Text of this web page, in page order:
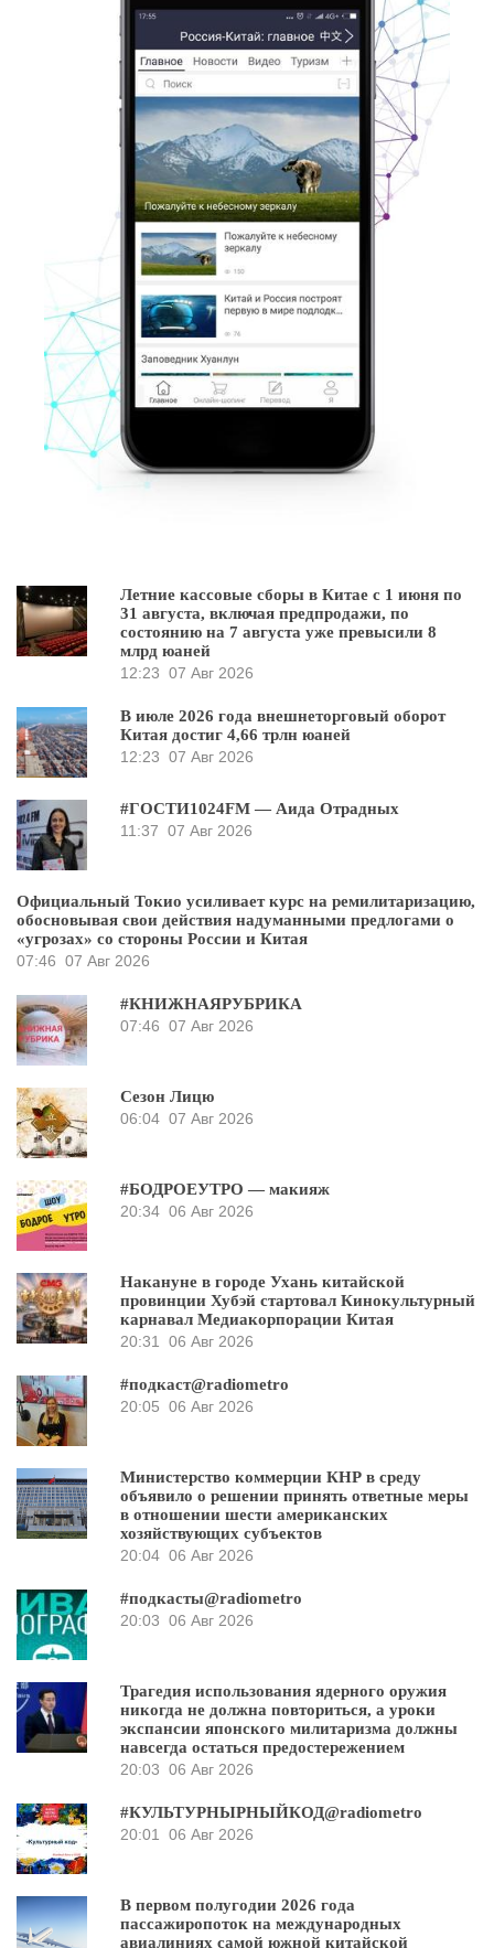
Летние кассовые сборы в Китае с 1 июня по
31 августа, включая предпродажи, по
состоянию на 7 августа уже превысили 8
млрд юаней
12:23 07 Авг 2026
В июле 2026 года внешнеторговый оборот
Китая достиг 4,66 трлн юаней
12:23 07 Авг 2026
#ГОСТИ1024FM — Аида Отрадных
11:37 07 Авг 2026
Официальный Токио усиливает курс на ремилитаризацию,
обосновывая свои действия надуманными предлогами о
«угрозах» со стороны России и Китая
07:46 07 Авг 2026
#КНИЖНАЯРУБРИКА
07:46 07 Авг 2026
Сезон Лицю
06:04 07 Авг 2026
#БОДРОЕУТРО — макияж
20:34 06 Авг 2026
Накануне в городе Ухань китайской
провинции Хубэй стартовал Кинокультурный
карнавал Медиакорпорации Китая
20:31 06 Авг 2026
#подкаст@radiometro
20:05 06 Авг 2026
Министерство коммерции КНР в среду
объявило о решении принять ответные меры
в отношении шести американских
хозяйствующих субъектов
20:04 06 Авг 2026
#подкасты@radiometro
20:03 06 Авг 2026
Трагедия использования ядерного оружия
никогда не должна повториться, а уроки
экспансии японского милитаризма должны
навсегда остаться предостережением
20:03 06 Авг 2026
#КУЛЬТУРНЫРНЫЙКОД@radiometro
20:01 06 Авг 2026
В первом полугодии 2026 года
пассажиропоток на международных
авиалиниях самой южной китайской